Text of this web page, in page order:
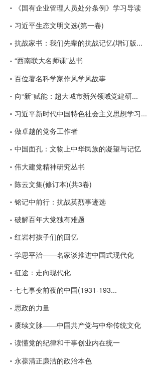
《国有企业管理人员处分条例》学习导读
习近平生态文明文选(第一卷)
抗战家书：我们先辈的抗战记忆(增订版...
“西南联大名师课”丛书
百位著名科学家作风学风故事
向“新”赋能：超大城市新兴领域党建研...
习近平新时代中国特色社会主义思想学习...
做卓越的党务工作者
中国面孔：文物上中华民族的凝望与记忆
伟大建党精神研究丛书
陈云文集(修订本)(共3卷)
铭记中前行：抗战英烈事迹选
破解百年大党独有难题
红岩村孩子们的回忆
学思平治——名家谈推进中国式现代化
征途：走向现代化
七七事变前夜的中国(1931-193...
思政的力量
赓续文脉——中国共产党与中华传统文化
读懂党的纪律和干事创业内在统一
永葆清正廉洁的政治本色